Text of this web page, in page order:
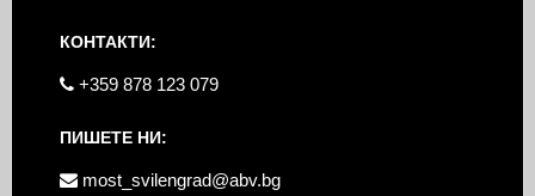
КОНТАКТИ:
+359 878 123 079
ПИШЕТЕ НИ:
most_svilengrad@abv.bg